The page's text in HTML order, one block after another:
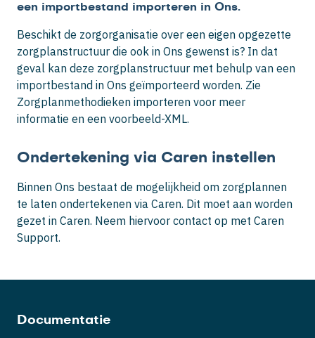
een importbestand importeren in Ons.
Beschikt de zorgorganisatie over een eigen opgezette
zorgplanstructuur die ook in Ons gewenst is? In dat
geval kan deze zorgplanstructuur met behulp van een
importbestand in Ons geïmporteerd worden. Zie
Zorgplanmethodieken importeren voor meer
informatie en een voorbeeld-XML.
Ondertekening via Caren instellen
Binnen Ons bestaat de mogelijkheid om zorgplannen
te laten ondertekenen via Caren. Dit moet aan worden
gezet in Caren. Neem hiervoor contact op met Caren
Support.
Documentatie